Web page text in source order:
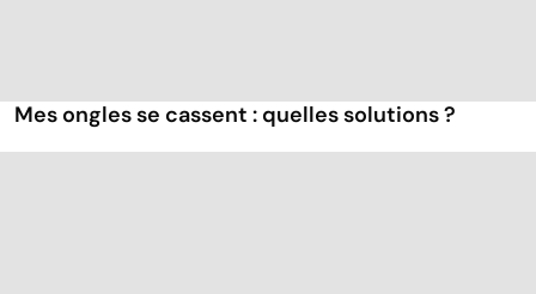
Mes ongles se cassent : quelles solutions ?